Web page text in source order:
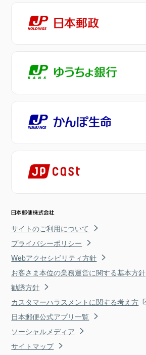
サイトのご利用について
プライバシーポリシー
Webアクセシビリティ方針
お客さま本位の業務運営に関する基本方針
勧誘方針
カスタマーハラスメントに関する考え方
日本郵便公式アプリ一覧
ソーシャルメディア
サイトマップ